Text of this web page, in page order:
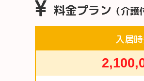
料金プラン （介
入居